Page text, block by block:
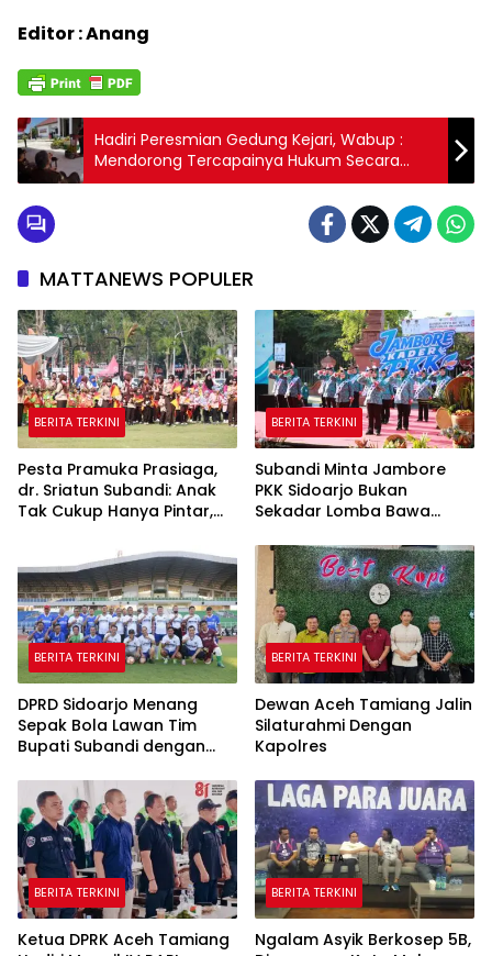
Editor : Anang
Hadiri Peresmian Gedung Kejari, Wabup :
Mendorong Tercapainya Hukum Secara
Efisien di SBB
MATTANEWS POPULER
BERITA TERKINI
Pesta Pramuka Prasiaga,
dr. Sriatun Subandi: Anak
Tak Cukup Hanya Pintar,
Dibentuk Sejak Dini
BERITA TERKINI
Subandi Minta Jambore
PKK Sidoarjo Bukan
Sekadar Lomba Bawa
untuk Warga
BERITA TERKINI
DPRD Sidoarjo Menang
Sepak Bola Lawan Tim
Bupati Subandi dengan
BERITA TERKINI
Dewan Aceh Tamiang Jalin
Silaturahmi Dengan
Kapolres
BERITA TERKINI
Ketua DPRK Aceh Tamiang
BERITA TERKINI
Ngalam Asyik Berkosep 5B,